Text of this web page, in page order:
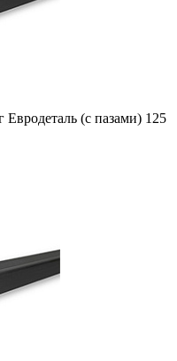
(с пазами) 125